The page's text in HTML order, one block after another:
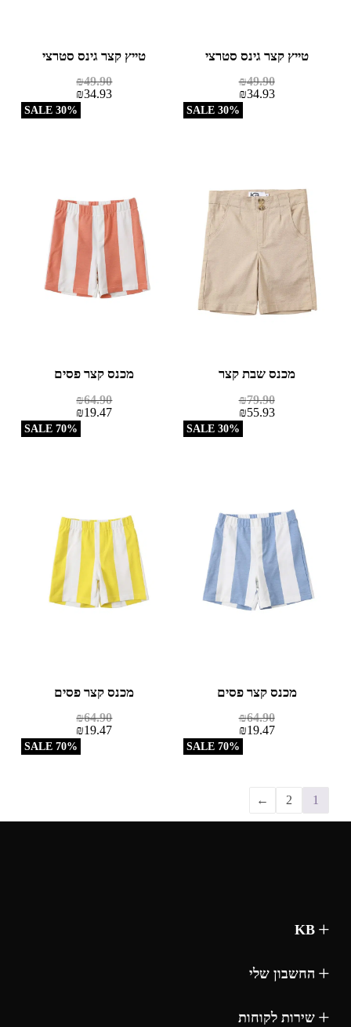
30% SALE
טייץ קצר גינס סטרצי
₪49.90
₪34.93
30% SALE
טייץ קצר גינס סטרצי
₪49.90
₪34.93
30% SALE
מכנס שבת קצר
₪79.90
₪55.93
70% SALE
מכנס קצר פסים
₪64.90
₪19.47
70% SALE
מכנס קצר פסים
₪64.90
₪19.47
70% SALE
מכנס קצר פסים
₪64.90
₪19.47
1
2
←
KB
החשבון שלי
שירות לקוחות